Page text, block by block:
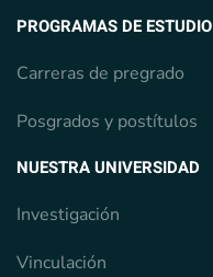
PROGRAMAS DE ESTUDIO
Carreras de pregrado
Posgrados y postítulos
NUESTRA UNIVERSIDAD
Investigación
Vinculación